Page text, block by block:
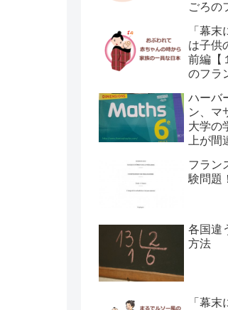
ごろの
「幕
は子供
前編【
のフラ
ハーバ
ン、マ
大学の
上が間
フラン
験問題！
各国違
方法
「幕